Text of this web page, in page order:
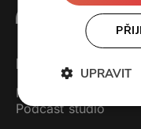
Forendors
Kontakt
Podcast studio
UPRAVIT